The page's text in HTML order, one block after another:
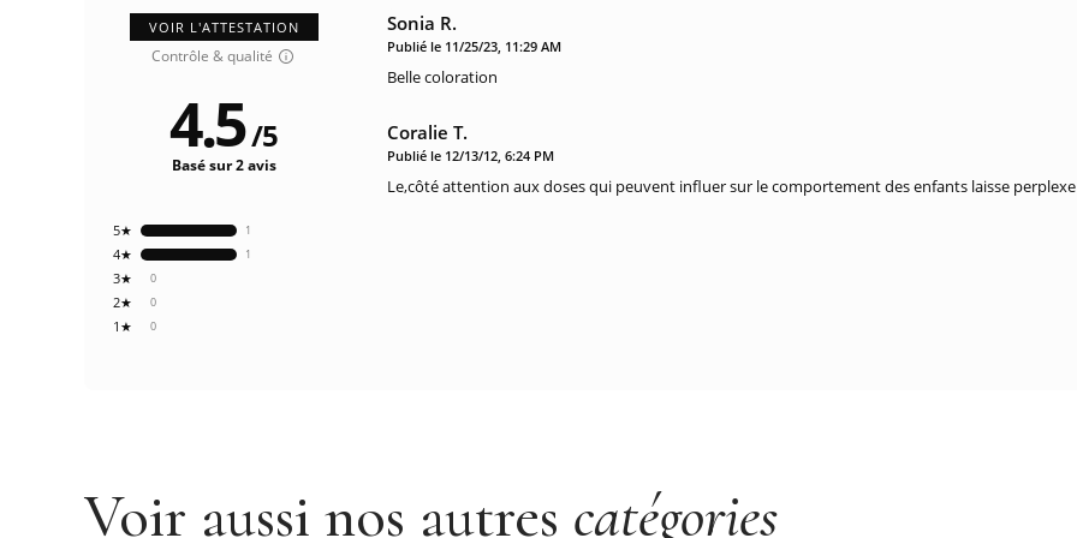
VOIR L'ATTESTATION
Contrôle & qualité
0
1★
0
2★
0
3★
1
4★
1
5★
4.5/5
Basé sur 2 avis
Sonia R.
Publié le 11/25/23, 11:29 AM
Belle coloration
Coralie T.
Publié le 12/13/12, 6:24 PM
Le,côté attention aux doses qui peuvent influer sur le comportement des enfants laisse perplexe
Voir aussi nos autres catégories